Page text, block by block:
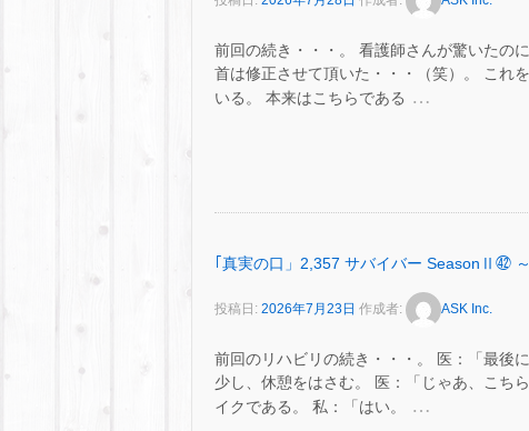
前回の続き・・・。 看護師さんが驚いたの
首は修正させて頂いた・・・（笑）。 これ
いる。 本来はこちらである …
｢真実の口」2,357 サバイバー SeasonⅡ㊷
投稿日: 2026年7月23日 作成者: ASK Inc.
前回のリハビリの続き・・・。 医：「最後
少し、休憩をはさむ。 医：「じゃあ、こち
イクである。 私：「はい。
…